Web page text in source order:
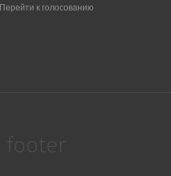
Перейти к голосованию
footer